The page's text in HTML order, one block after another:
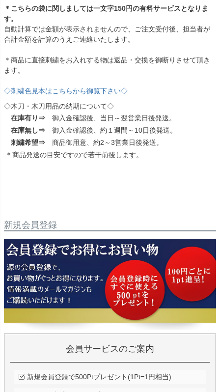
＊こちらの袋に関しましては一文字150円の有料サービスとなりま
す。
自動計算では金額が表示されませんので、ご注文受付後、担当者が
合計金額を計算のうえご連絡いたします。
＊商品に直接刺繍をお入れする物は返品・交換を御断りさせて頂き
ます。
◇刺繍色見本はこちらから御覧下さい◇
◇木刀・木刀用品の納期について◇
在庫有り⇒
御入金確認後、当日～翌営業日後発送。
在庫無し⇒
御入金確認後、約１週間～10日後発送。
刺繍希望⇒
商品御用意、約2～3営業日後発送。
＊商品発送の目安ですので若干前後します。
新規会員登録
会員サービスのご案内
新規会員登録で500Ptプレゼント(1Pt=1円相当)